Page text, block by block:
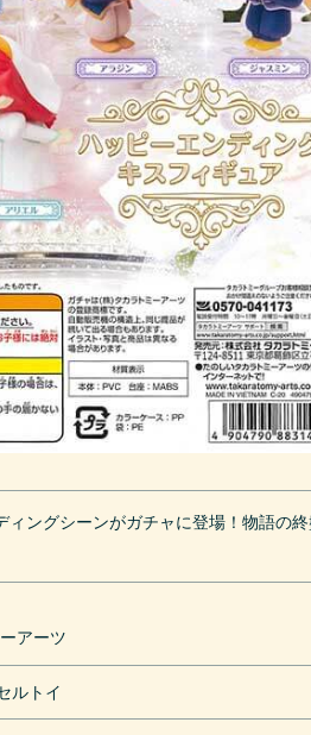
ィングシーンがガチャに登場！物語の
アーツ
ルトイ